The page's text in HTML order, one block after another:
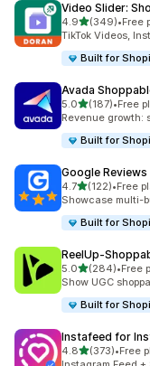
Video Slider:
4.9별 5개 중
(349)
총 리뷰 349개
•Free
TikTok Videos,
Built for
Avada
5.0별 5개 중
(187)
총 리뷰 187개
•Free
Revenue growth:
Built for
Google
4.7별 5개 중
(122)
총 리뷰 122개
•Free
Showcase multi-
Built for
5.0별 5개 중
(284)
총 리뷰 284개
•Free
Show UGC
Built for
Instafeed for
4.8별 5개 중
(373)
총 리뷰 373개
•Free